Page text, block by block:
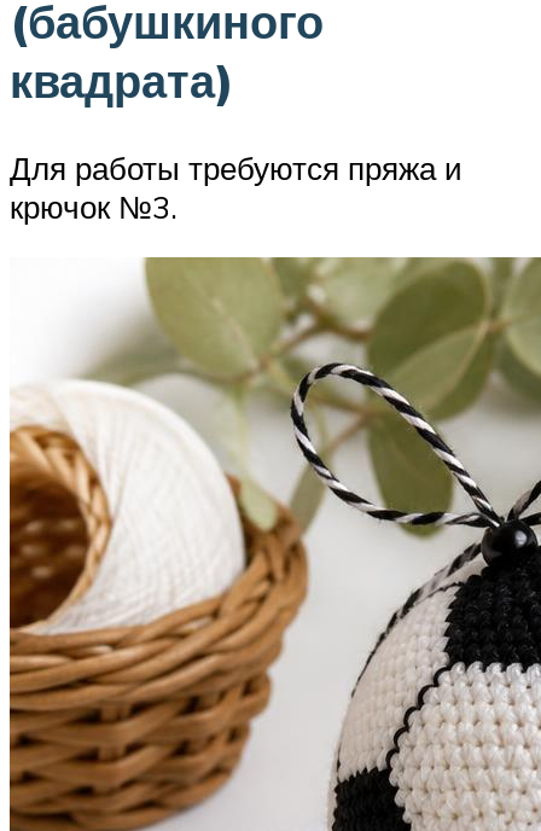
(бабушкиного
квадрата)
Для работы требуются пряжа и
крючок №3.